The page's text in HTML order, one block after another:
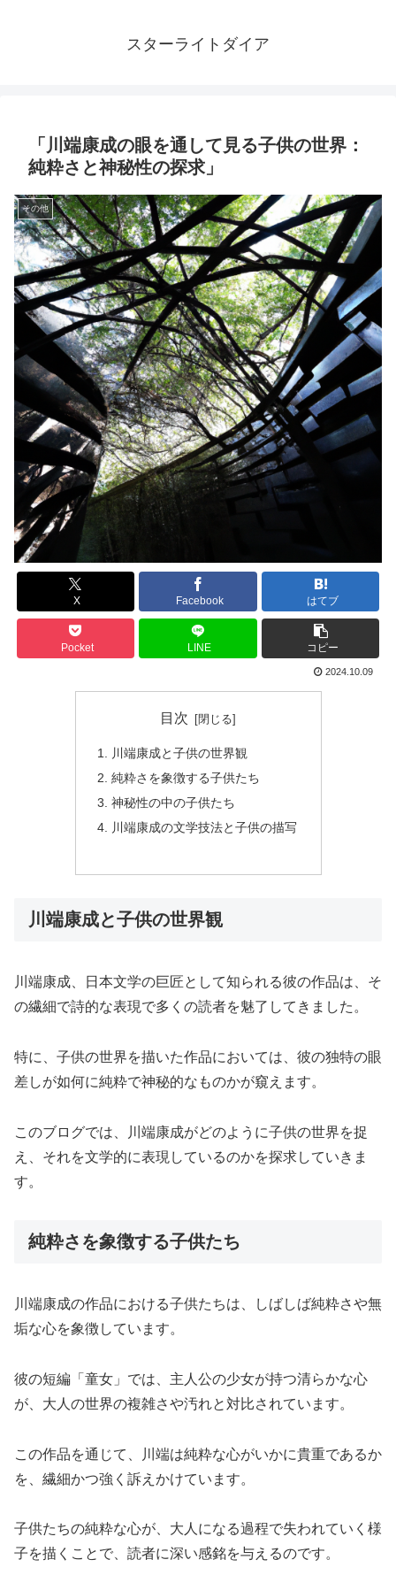
スターライトダイア
「川端康成の眼を通して見る子供の世界：
純粋さと神秘性の探求」
その他
X Facebook はてブ
Pocket LINE コピー
2024.10.09
目次
川端康成と子供の世界観
純粋さを象徴する子供たち
神秘性の中の子供たち
川端康成の文学技法と子供の描写
川端康成と子供の世界観
川端康成、日本文学の巨匠として知られる彼の作品は、そ
の繊細で詩的な表現で多くの読者を魅了してきました。
特に、子供の世界を描いた作品においては、彼の独特の眼
差しが如何に純粋で神秘的なものかが窺えます。
このブログでは、川端康成がどのように子供の世界を捉
え、それを文学的に表現しているのかを探求していきま
す。
純粋さを象徴する子供たち
川端康成の作品における子供たちは、しばしば純粋さや無
垢な心を象徴しています。
彼の短編「童女」では、主人公の少女が持つ清らかな心
が、大人の世界の複雑さや汚れと対比されています。
この作品を通じて、川端は純粋な心がいかに貴重であるか
を、繊細かつ強く訴えかけています。
子供たちの純粋な心が、大人になる過程で失われていく様
子を描くことで、読者に深い感銘を与えるのです。